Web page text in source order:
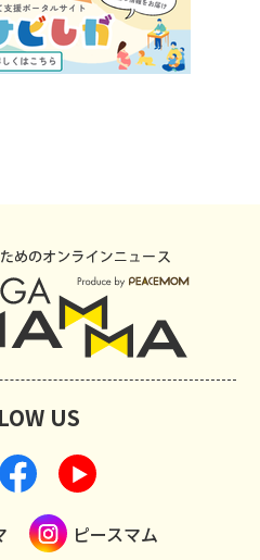
US
ピースマム